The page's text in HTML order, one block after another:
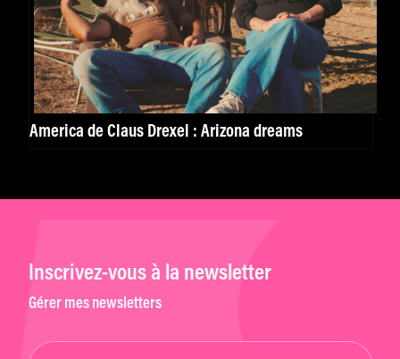
America de Claus Drexel : Arizona dreams
Inscrivez-vous à la newsletter
Gérer mes newsletters